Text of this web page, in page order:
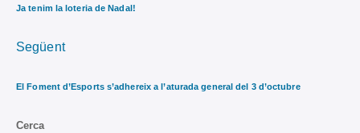
Ja tenim la loteria de Nadal!
Següent
El Foment d’Esports s’adhereix a l’aturada general del 3 d’octubre
Cerca